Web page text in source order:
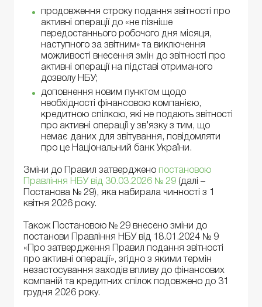
продовження строку подання звітності про
активні операції до «не пізніше
передостаннього робочого дня місяця,
наступного за звітним» та виключення
можливості внесення змін до звітності про
активні операції на підставі отриманого
дозволу НБУ;
доповнення новим пунктом щодо
необхідності фінансовою компанією,
кредитною спілкою, які не подають звітності
про активні операції у зв’язку з тим, що
немає даних для звітування, повідомляти
про це Національний банк України.
Зміни до Правил затверджено постановою
Правління НБУ від 30.03.2026 № 29 (далі –
Постанова № 29), яка набирала чинності з 1
квітня 2026 року.
Також Постановою № 29 внесено зміни до
постанови Правління НБУ від 18.01.2024 № 9
«Про затвердження Правил подання звітності
про активні операції», згідно з якими термін
незастосування заходів впливу до фінансових
компаній та кредитних спілок подовжено до 31
грудня 2026 року.